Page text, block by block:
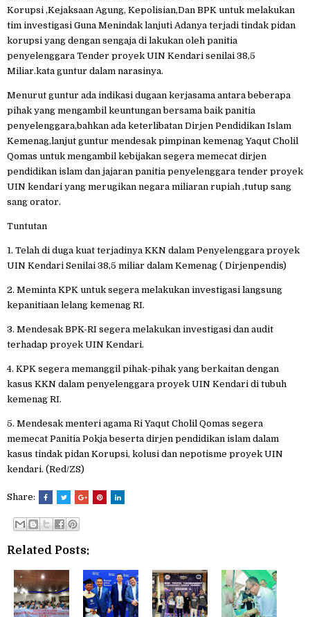
Korupsi ,Kejaksaan Agung, Kepolisian,Dan BPK untuk melakukan
tim investigasi Guna Menindak lanjuti Adanya terjadi tindak pidan
korupsi yang dengan sengaja di lakukan oleh panitia
penyelenggara Tender proyek UIN Kendari senilai 38,5
Miliar.kata guntur dalam narasinya.
Menurut guntur ada indikasi dugaan kerjasama antara beberapa
pihak yang mengambil keuntungan bersama baik panitia
penyelenggara,bahkan ada keterlibatan Dirjen Pendidikan Islam
Kemenag,lanjut guntur mendesak pimpinan kemenag Yaqut Cholil
Qomas untuk mengambil kebijakan segera memecat dirjen
pendidikan islam dan jajaran panitia penyelenggara tender proyek
UIN kendari yang merugikan negara miliaran rupiah ,tutup sang
sang orator.
Tuntutan
1. Telah di duga kuat terjadinya KKN dalam Penyelenggara proyek
UIN Kendari Senilai 38,5 miliar dalam Kemenag ( Dirjenpendis)
2. Meminta KPK untuk segera melakukan investigasi langsung
kepanitiaan lelang kemenag RI.
3. Mendesak BPK-RI segera melakukan investigasi dan audit
terhadap proyek UIN Kendari.
4. KPK segera memanggil pihak-pihak yang berkaitan dengan
kasus KKN dalam penyelenggara proyek UIN Kendari di tubuh
kemenag RI.
5. Mendesak menteri agama Ri Yaqut Cholil Qomas segera
memecat Panitia Pokja beserta dirjen pendidikan islam dalam
kasus tindak pidan Korupsi, kolusi dan nepotisme proyek UIN
kendari. (Red/ZS)
Share:
Related Posts: